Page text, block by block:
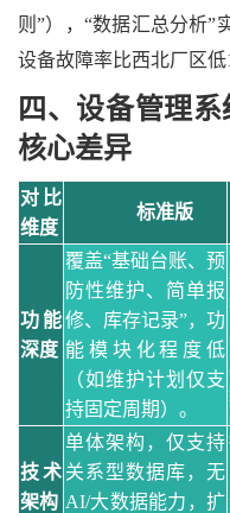
则”），“数据汇总分析”
设备故障率比西北厂区低
四、设备管理
核心差异
对比
维度
标准版
功能
深度
覆盖“基础台账、预
防性维护、简单报
修、库存记录”，功
能模块化程度低
（如维护计划仅支
持固定周期）。
技术
架构
单体架构，仅支持
关系型数据库，无
AI/大数据能力，扩